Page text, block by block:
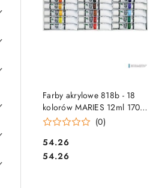
Farby akrylowe 818b - 18
kolorów MARIES 12ml 170-
1911
(0)
Cena:
54.26
Cena:
54.26
DO KOSZYKA